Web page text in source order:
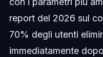
report del 2026 sul
70% degli utenti
immediatamente